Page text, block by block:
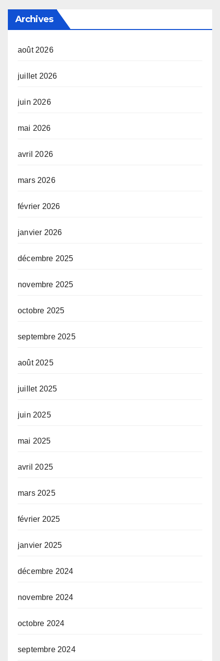
Archives
août 2026
juillet 2026
juin 2026
mai 2026
avril 2026
mars 2026
février 2026
janvier 2026
décembre 2025
novembre 2025
octobre 2025
septembre 2025
août 2025
juillet 2025
juin 2025
mai 2025
avril 2025
mars 2025
février 2025
janvier 2025
décembre 2024
novembre 2024
octobre 2024
septembre 2024